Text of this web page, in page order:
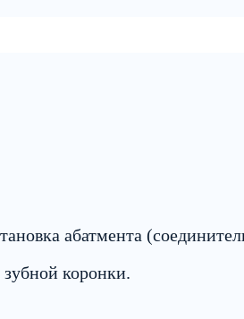
абатмента
зубной коронки.